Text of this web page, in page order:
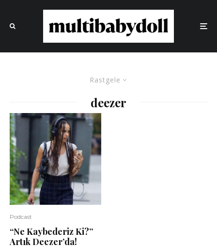
Rastgele
deezer
Podcast
“Ne Kaybederiz Ki?”
Artık Deezer’da!